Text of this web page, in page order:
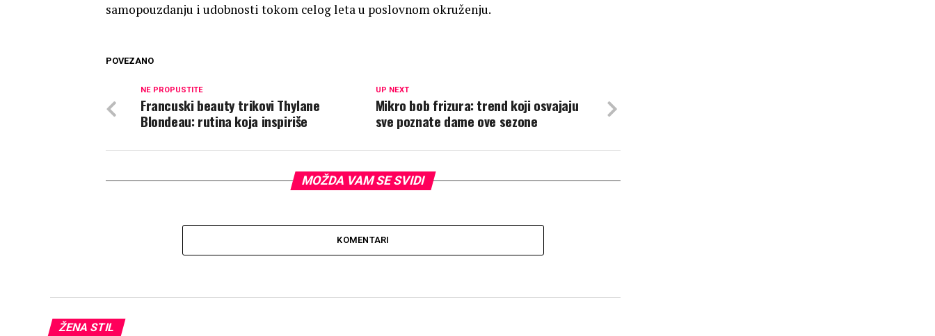
samopouzdanju i udobnosti tokom celog leta u poslovnom okruženju.
POVEZANO
UP NEXT
Mikro bob frizura: trend koji osvajaju
sve poznate dame ove sezone
NE PROPUSTITE
Francuski beauty trikovi Thylane
Blondeau: rutina koja inspiriše
MOŽDA VAM SE SVIDI
KOMENTARI
ŽENA STIL